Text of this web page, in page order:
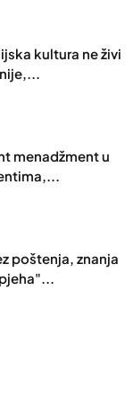
kultura ne živi
menadžment u
poštenja, znanja